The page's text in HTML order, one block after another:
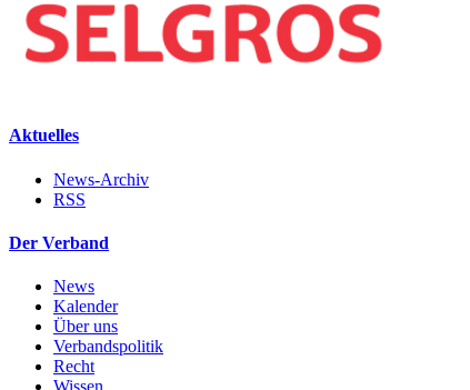
Aktuelles
News-Archiv
RSS
Der Verband
News
Kalender
Über uns
Verbandspolitik
Recht